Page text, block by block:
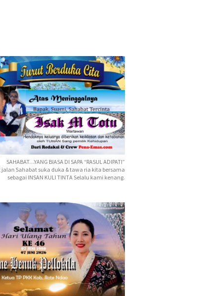
SAHABAT…YANG BIASA DI SAPA “RASUL ADIPATI”
jalan Sahabat suka duka & tawa ria kita bersama
sebagai INSAN KULI TINTA Selalu kami kenang.